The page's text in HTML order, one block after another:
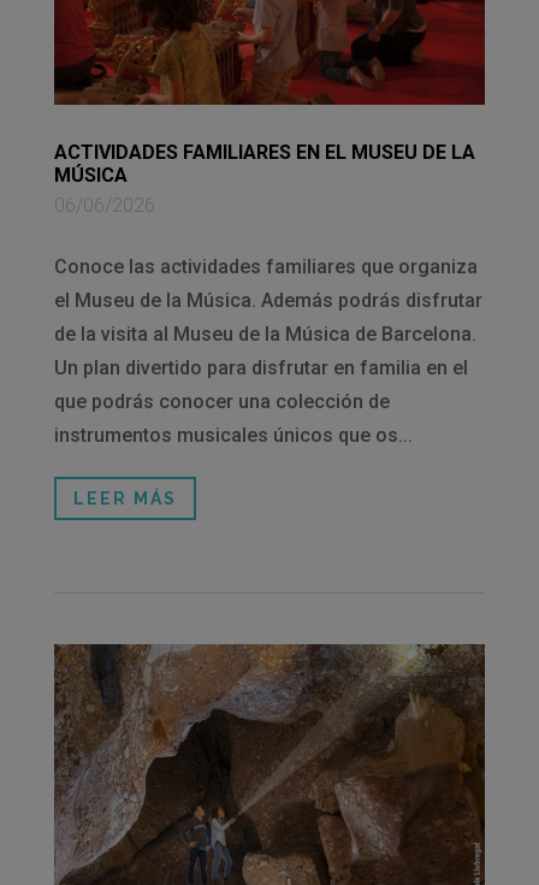
ACTIVIDADES FAMILIARES EN EL MUSEU DE LA
MÚSICA
06/06/2026
Conoce las actividades familiares que organiza
el Museu de la Música. Además podrás disfrutar
de la visita al Museu de la Música de Barcelona.
Un plan divertido para disfrutar en familia en el
que podrás conocer una colección de
instrumentos musicales únicos que os...
LEER MÁS